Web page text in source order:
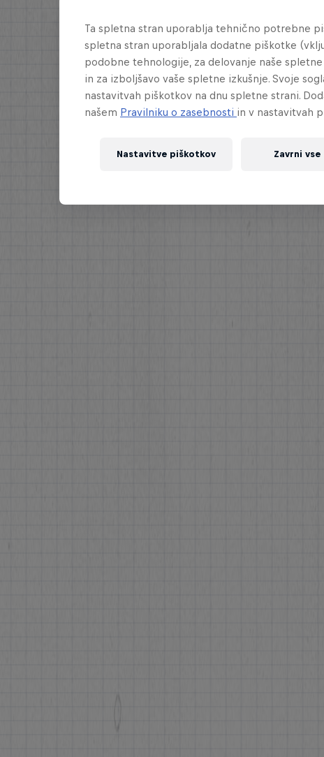
Ta spletna stran uporablja tehnično potrebne
spletna stran uporabljala dodatne piškotke
podobne tehnologije, za delovanje naše
in za izboljšavo vaše spletne izkušnje. Svoje
nastavitvah piškotkov na dnu spletne strani.
našem Pravilniku o zasebnosti in v nastavitvah
Nastavitve piškotkov Zavrni vse